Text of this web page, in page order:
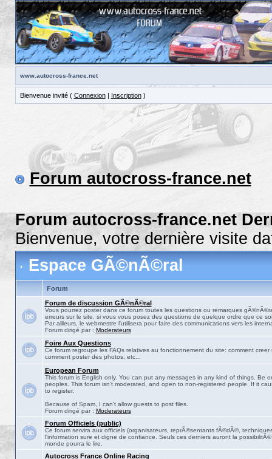
www.autocross-france.net
Bienvenue invité ( Connexion| Inscription)
Forum autocross-france.net
Forum autocross-france.net
Bienvenue, votre dernière visite
Espace GÃ©nÃ©ral
Forum
Forum de discussion GÃ©nÃ©ral
Vous pourrez poster dans ce forum toutes les questions ou remarques
erreurs sur le site, si vous vous posez des questions de quelque ordre que ce
Par ailleurs, le webmestre l'utilisera pour faire des communications vers les
Forum dirigé par : Moderateurs
Foire Aux Questions
Ce forum regroupe les FAQs relatives au fonctionnement du site: comment creer
comment poster des photos, etc...
European Forum
This forum is English only. You can put any messages in any kind of things. Be
peoples. This forum isn't moderated, and open to non-registered people. If it
to register.
Because of Spam, I can't allow guests to post files.
Forum dirigé par : Moderateurs
Forum Officiels (public)
Ce forum servira aux officiels (organisateurs, reprÃ©sentants fÃ©dÃ©,
l'information sure et digne de confiance. Seuls ces derniers auront la
monde pourra le lire.
Autocross France Online Racing